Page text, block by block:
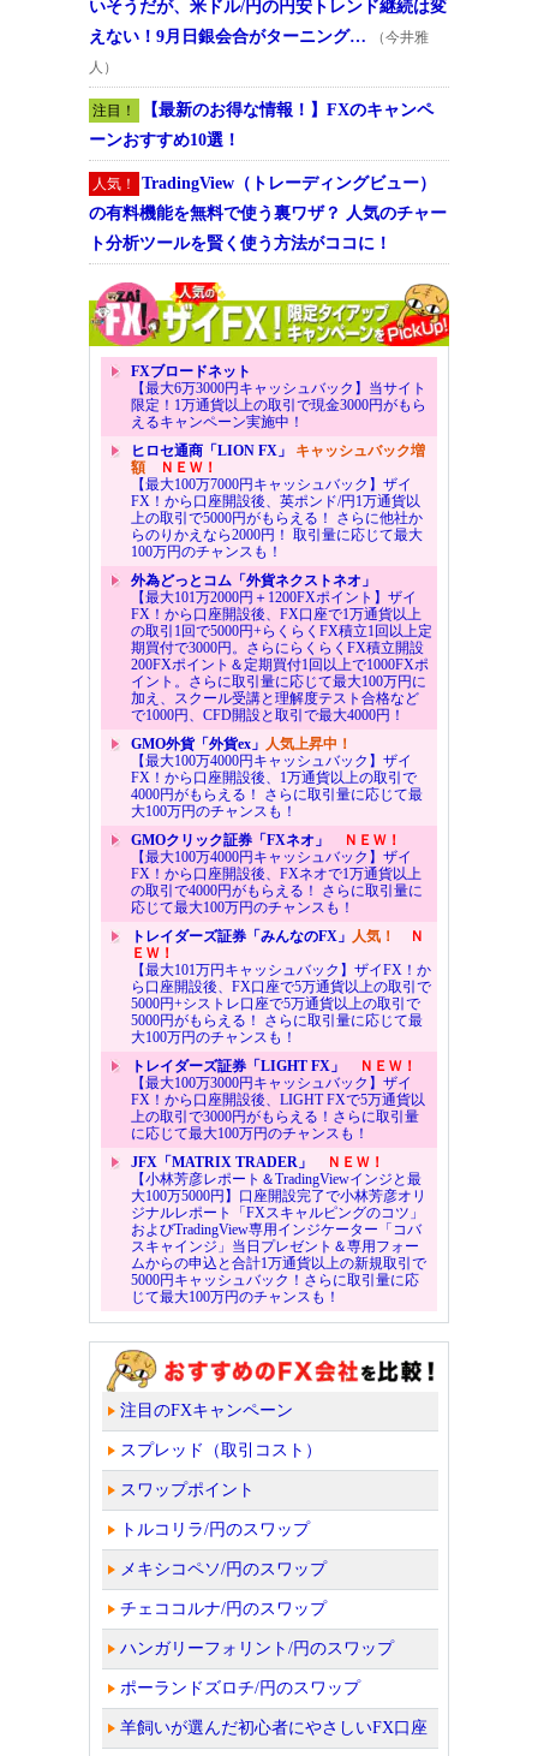
いそうだが、米ドル/円の円安トレンド継続は変
えない！9月日銀会合がターニング…
（今井雅
人）
注目！
【最新のお得な情報！】FXのキャンペ
ーンおすすめ10選！
人気！
TradingView（トレーディングビュー）
の有料機能を無料で使う裏ワザ？ 人気のチャー
ト分析ツールを賢く使う方法がココに！
FXブロードネット
【最大6万3000円キャッシュバック】当サイト
限定！1万通貨以上の取引で現金3000円がもら
えるキャンペーン実施中！
ヒロセ通商「LION FX」 キャッシュバック増
額ＮＥＷ！
【最大100万7000円キャッシュバック】ザイ
FX！から口座開設後、英ポンド/円1万通貨以
上の取引で5000円がもらえる！ さらに他社か
らのりかえなら2000円！ 取引量に応じて最大
100万円のチャンスも！
外為どっとコム「外貨ネクストネオ」
【最大101万2000円＋1200FXポイント】ザイ
FX！から口座開設後、FX口座で1万通貨以上
の取引1回で5000円+らくらくFX積立1回以上定
期買付で3000円。さらにらくらくFX積立開設
200FXポイント＆定期買付1回以上で1000FXポ
イント。さらに取引量に応じて最大100万円に
加え、スクール受講と理解度テスト合格など
で1000円、CFD開設と取引で最大4000円！
GMO外貨「外貨ex」 人気上昇中！
【最大100万4000円キャッシュバック】ザイ
FX！から口座開設後、1万通貨以上の取引で
4000円がもらえる！ さらに取引量に応じて最
大100万円のチャンスも！
GMOクリック証券「FXネオ」
ＮＥＷ！
【最大100万4000円キャッシュバック】ザイ
FX！から口座開設後、FXネオで1万通貨以上
の取引で4000円がもらえる！ さらに取引量に
応じて最大100万円のチャンスも！
トレイダーズ証券「みんなのFX」 人気！
Ｎ
ＥＷ！
【最大101万円キャッシュバック】ザイFX！か
ら口座開設後、FX口座で5万通貨以上の取引で
5000円+シストレ口座で5万通貨以上の取引で
5000円がもらえる！ さらに取引量に応じて最
大100万円のチャンスも！
トレイダーズ証券「LIGHT FX」
ＮＥＷ！
【最大100万3000円キャッシュバック】ザイ
FX！から口座開設後、LIGHT FXで5万通貨以
上の取引で3000円がもらえる！さらに取引量
に応じて最大100万円のチャンスも！
JFX「MATRIX TRADER」
ＮＥＷ！
【小林芳彦レポート＆TradingViewインジと最
大100万5000円】口座開設完了で小林芳彦オリ
ジナルレポート「FXスキャルピングのコツ」
およびTradingView専用インジケーター「コバ
スキャインジ」当日プレゼント＆専用フォー
ムからの申込と合計1万通貨以上の新規取引で
5000円キャッシュバック！さらに取引量に応
じて最大100万円のチャンスも！
注目のFXキャンペーン
スプレッド（取引コスト）
スワップポイント
トルコリラ/円のスワップ
メキシコペソ/円のスワップ
チェココルナ/円のスワップ
ハンガリーフォリント/円のスワップ
ポーランドズロチ/円のスワップ
羊飼いが選んだ初心者にやさしいFX口座